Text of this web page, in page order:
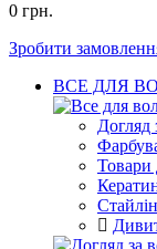
0 грн.
Зробити
ВСЕ ДЛЯ
Догляд
Товари